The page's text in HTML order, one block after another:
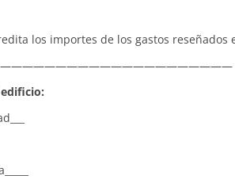
los importes de los gastos reseñados